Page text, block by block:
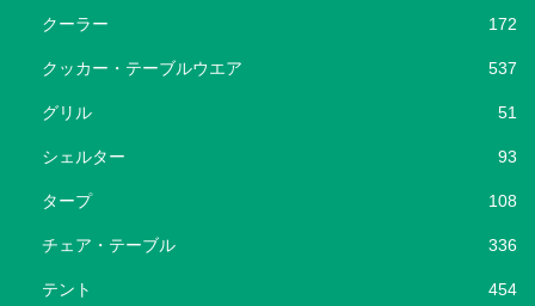
クーラー 172
クッカー・テーブルウエア 537
グリル 51
シェルター 93
タープ 108
チェア・テーブル 336
テント 454